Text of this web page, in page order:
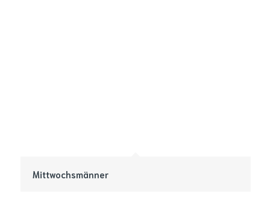
Mittwochsmänner